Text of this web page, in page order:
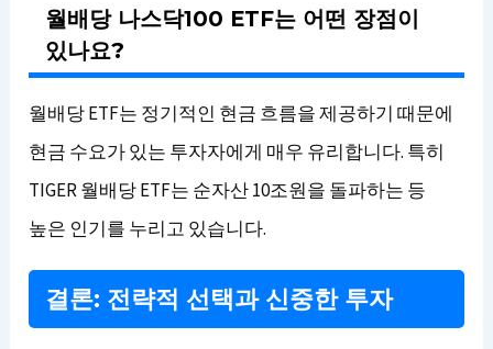
월배당 나스닥100 ETF는 어떤 장점이
있나요?
월배당 ETF는 정기적인 현금 흐름을 제공하기 때문에
현금 수요가 있는 투자자에게 매우 유리합니다. 특히
TIGER 월배당 ETF는 순자산 10조원을 돌파하는 등
높은 인기를 누리고 있습니다.
결론: 전략적 선택과 신중한 투자